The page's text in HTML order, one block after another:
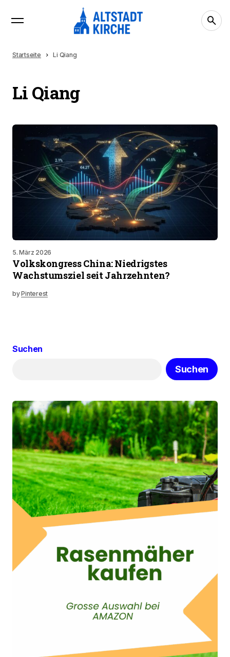
Startseite Li Qiang
Li Qiang
5. März 2026
Volkskongress China: Niedrigstes
Wachstumsziel seit Jahrzehnten?
byPinterest
Suchen
Suchen